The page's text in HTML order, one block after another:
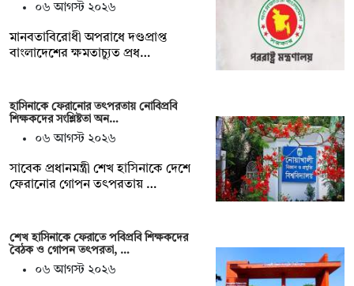
০৬ আগস্ট ২০২৬
মানবতাবিরোধী অপরাধে দণ্ডপ্রাপ্ত
বাংলাদেশের ক্ষমতাচ্যুত প্রধ…
হাসিনাকে ফেরানোর তৎপরতায় নোবিপ্রবি
শিক্ষকদের সংশ্লিষ্টতা অন…
০৬ আগস্ট ২০২৬
সাবেক প্রধানমন্ত্রী শেখ হাসিনাকে দেশে
ফেরানোর গোপন তৎপরতায় …
শেখ হাসিনাকে ফেরাতে পবিপ্রবি শিক্ষকদের
বৈঠক ও গোপন তৎপরতা, …
০৬ আগস্ট ২০২৬